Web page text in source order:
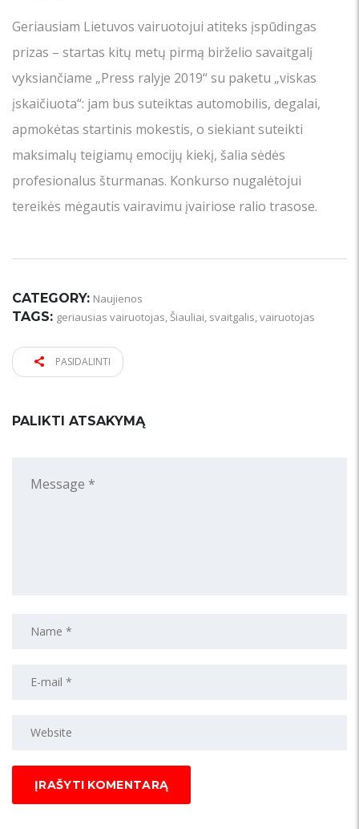
Geriausiam Lietuvos vairuotojui atiteks įspūdingas
prizas – startas kitų metų pirmą birželio savaitgalį
vyksiančiame „Press ralyje 2019“ su paketu „viskas
įskaičiuota“: jam bus suteiktas automobilis, degalai,
apmokėtas startinis mokestis, o siekiant suteikti
maksimalų teigiamų emocijų kiekį, šalia sėdės
profesionalus šturmanas. Konkurso nugalėtojui
tereikės mėgautis vairavimu įvairiose ralio trasose.
CATEGORY: Naujienos
TAGS: geriausias vairuotojas,Šiauliai, svaitgalis,vairuotojas
PASIDALINTI
PALIKTI ATSAKYMĄ